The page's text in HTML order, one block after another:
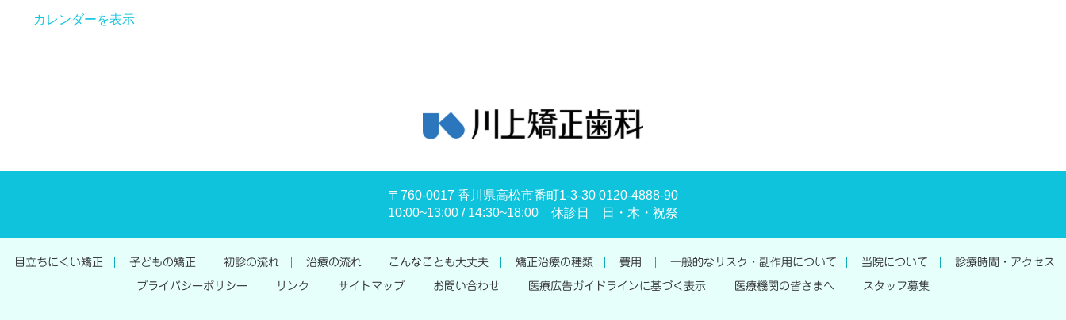
カレンダーを表示
〒760-0017 香川県高松市番町1-3-30 0120-4888-90
10:00~13:00 / 14:30~18:00 休診日 日・木・祝祭
目立ちにくい矯正 子どもの矯正 初診の流れ 治療の流れ こんなことも大丈夫 矯正治療の種類 費用 一般的なリスク・副作用について 当院について 診療時間・アクセス
プライバシーポリシー リンク サイトマップ お問い合わせ 医療広告ガイドラインに基づく表示 医療機関の皆さまへ スタッフ募集